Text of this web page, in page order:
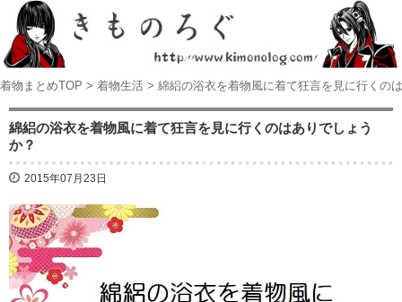
着物まとめTOP > 着物生活 > 綿絽の浴衣を着物風に着て狂言を見に行くの
綿絽の浴衣を着物風に着て狂言を見に行くのはありでしょう
か？
2015年07月23日